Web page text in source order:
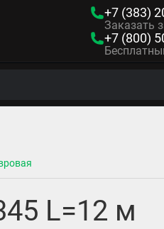
+7 (383)
Заказать
+7 (800)
L=12 м